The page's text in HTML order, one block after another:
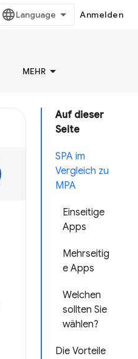
Anmelden
MEHR
Auf dieser
Seite
SPA im
Vergleich zu
MPA
Einseitige
Apps
Mehrseitig
e Apps
Welchen
sollten Sie
wählen?
Die Vorteile